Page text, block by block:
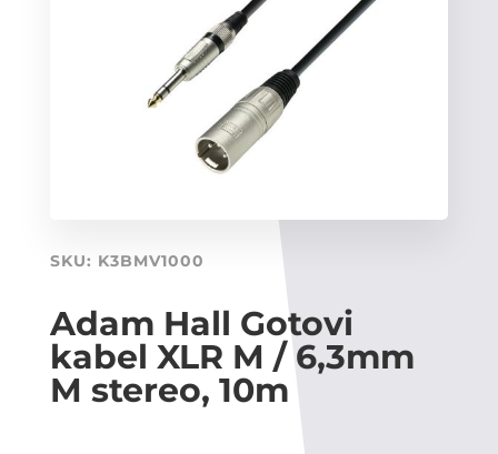
SKU: K3BMV1000
Adam Hall Gotovi
kabel XLR M / 6,3mm
M stereo, 10m